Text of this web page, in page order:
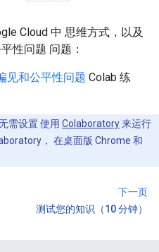
Cloud 中 思维方式，以及
性问题 问题：
见和公平性问题 Colab 练
需设置 使用 Colaboratory来运行
， 在桌面版 Chrome 和
下一页
测试您的知识（10 分钟）